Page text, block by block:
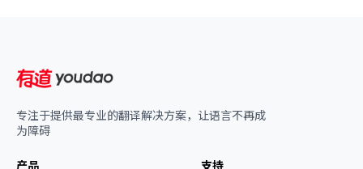
专注于提供最专业的翻译解决方案，让语言不再成
为障碍
产品 支持